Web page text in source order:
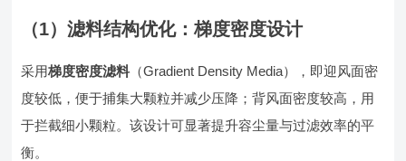
（1）滤料结构优化：梯度密度设计
采用梯度密度滤料 （Gradient Density Media），即迎风面密
度较低，便于捕集大颗粒并减少压降；背风面密度较高，用
于拦截细小颗粒。该设计可显著提升容尘量与过滤效率的平
衡。